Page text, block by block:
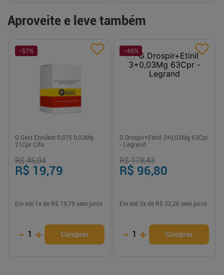
Aproveite e leve também
-57%
G Gest Etinilest 0,075 0,03Mg
21Cpr Cifa
R$ 46,04
R$ 19,79
Em até 1 x de R$ 19,79 sem juros
- 1 + Comprar
-46%
G Drospir+Etinil 3+0,03Mg 63Cpr
- Legrand
R$ 178,43
R$ 96,80
Em até 3x de R$ 32,26 sem juros
- 1 + Comprar